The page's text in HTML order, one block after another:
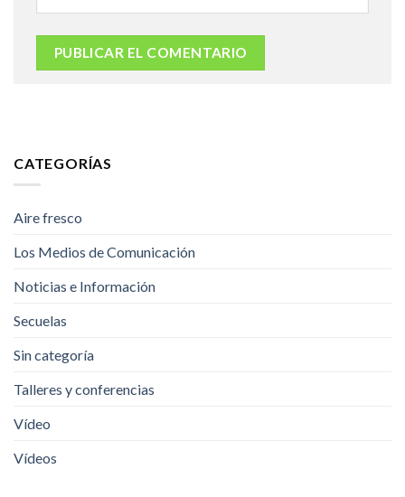
CATEGORÍAS
Aire fresco
Los Medios de Comunicación
Noticias e Información
Secuelas
Sin categoría
Talleres y conferencias
Vídeo
Vídeos